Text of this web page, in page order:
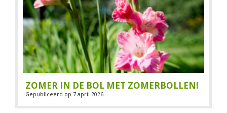
ZOMER IN DE BOL MET ZOMERBOLLEN!
Gepubliceerd op 7 april 2026